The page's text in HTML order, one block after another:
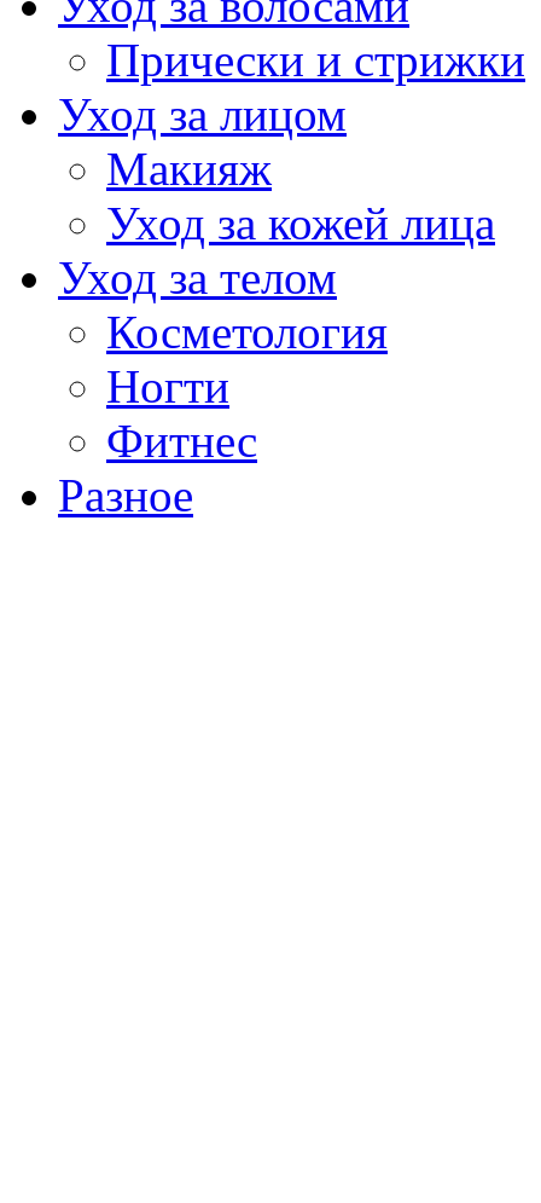
Прически и стрижки
Уход за лицом
Макияж
Уход за кожей лица
Уход за телом
Косметология
Ногти
Фитнес
Разное